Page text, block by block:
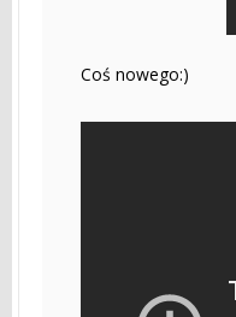
Coś nowego:)